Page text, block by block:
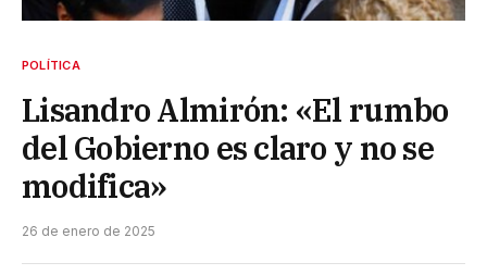
POLÍTICA
Lisandro Almirón: «El rumbo
del Gobierno es claro y no se
modifica»
26 de enero de 2025